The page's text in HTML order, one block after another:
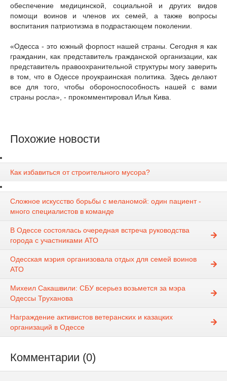
обеспечение медицинской, социальной и других видов
помощи воинов и членов их семей, а также вопросы
воспитания патриотизма в подрастающем поколении.
«Одесса - это южный форпост нашей страны. Сегодня я как
гражданин, как представитель гражданской организации, как
представитель правоохранительной структуры могу заверить
в том, что в Одессе проукраинская политика. Здесь делают
все для того, чтобы обороноспособность нашей с вами
страны росла», - прокомментировал Илья Кива.
Похожие новости
Как избавиться от строительного мусора?
Сложное искусство борьбы с меланомой: один пациент -
много специалистов в команде
В Одессе состоялась очередная встреча руководства
города с участниками АТО
Одесская мэрия организовала отдых для семей воинов
АТО
Михеил Сакашвили: СБУ всерьез возьмется за мэра
Одессы Труханова
Награждение активистов ветеранских и казацких
организаций в Одессе
Комментарии (0)